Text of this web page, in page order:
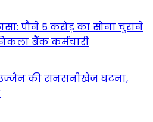
पौने 5 करोड़ का सोना चुराने
बैंक कर्मचारी
उज्जैन की सनसनीखेज घटना,